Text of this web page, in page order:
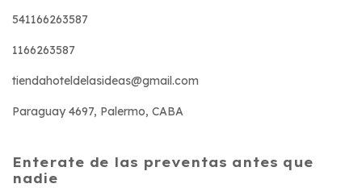
541166263587
1166263587
tiendahoteldelasideas@gmail.com
Paraguay 4697, Palermo, CABA
Enterate de las preventas antes que
nadie